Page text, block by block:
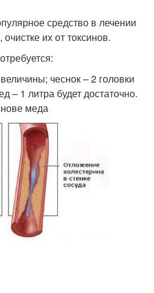
средство в лечении
их от токсинов.
чеснок – 2 головки
– 1 литра будет достаточно.
меда